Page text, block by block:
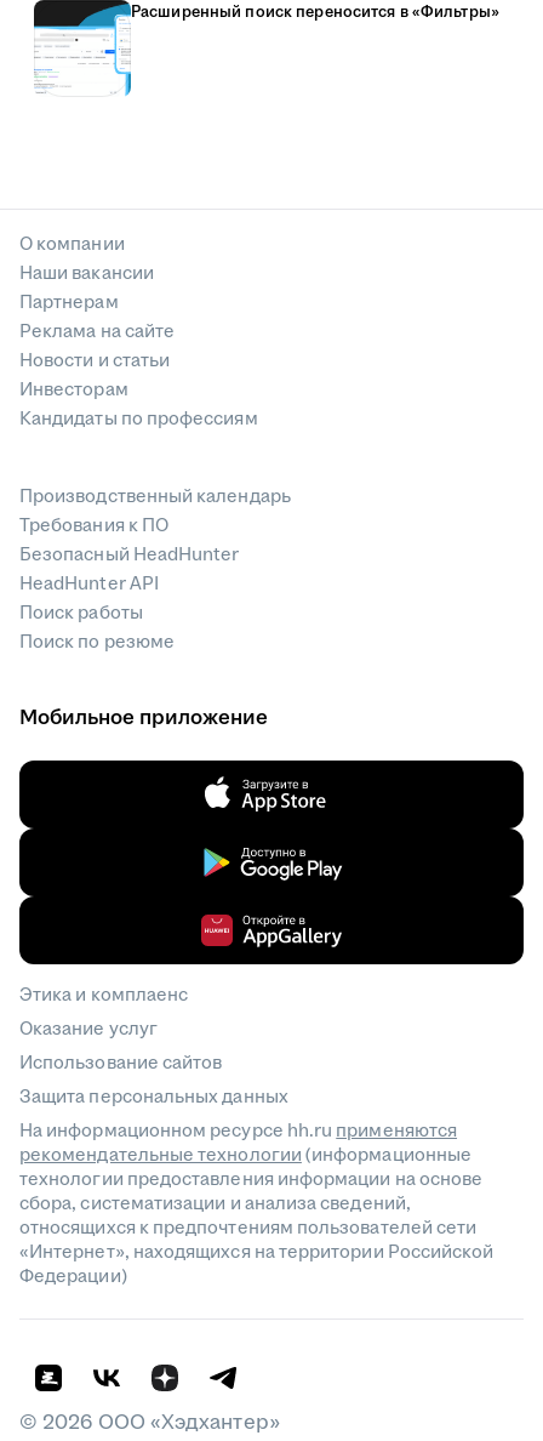
Расширенный поиск переносится в «Фильтры»
О компании
Наши вакансии
Партнерам
Реклама на сайте
Новости и статьи
Инвесторам
Кандидаты по профессиям
Производственный календарь
Требования к ПО
Безопасный HeadHunter
HeadHunter API
Поиск работы
Поиск по резюме
Мобильное приложение
Этика и комплаенс
Оказание услуг
Использование сайтов
Защита персональных данных
На информационном ресурсе hh.ru применяются
рекомендательные технологии(информационные
технологии предоставления информации на основе
сбора, систематизации и анализа сведений,
относящихся к предпочтениям пользователей сети
«Интернет», находящихся на территории Российской
Федерации)
© 2026 ООО «Хэдхантер»